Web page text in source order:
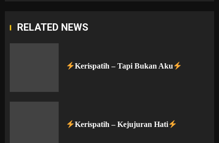
RELATED NEWS
Kerispatih – Tapi Bukan Aku
Kerispatih – Kejujuran Hati